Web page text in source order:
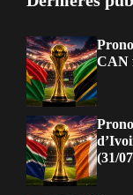
CAN
(31/